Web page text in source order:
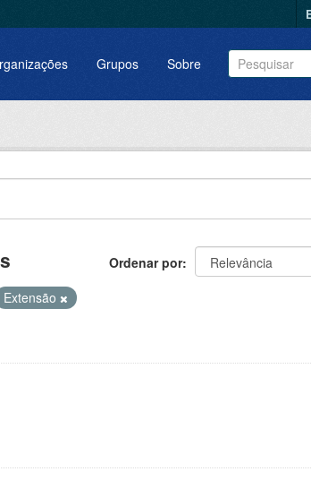
Grupos Sobre
Ordenar por
Extensão